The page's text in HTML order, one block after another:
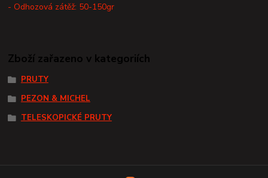
- Odhozová zátěž: 50-150gr
Zboží zařazeno v kategoriích
PRUTY
PEZON & MICHEL
TELESKOPICKÉ PRUTY